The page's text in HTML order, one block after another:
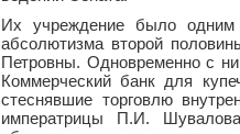
Их учреждение было одним
абсолютизма второй
Петровны. Одновременно с
Коммерческий банк для
стеснявшие торговлю
императрицы П.И.